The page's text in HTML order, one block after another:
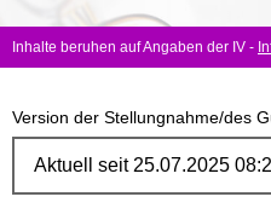
Inhalte beruhen auf Angaben der IV -
Version der Stellungnahme/des